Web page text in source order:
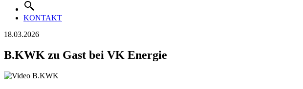
KONTAKT
18.03.2026
B.KWK zu Gast bei VK Energie